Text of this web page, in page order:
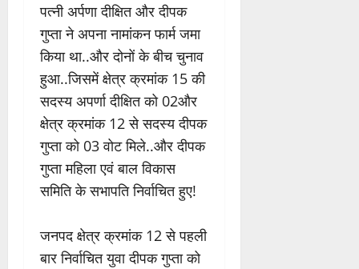
पत्नी अर्पणा दीक्षित और दीपक
गुप्ता ने अपना नामांकन फार्म जमा
किया था..और दोनों के बीच चुनाव
हुआ..जिसमें क्षेत्र क्रमांक 15 की
सदस्य अपर्णा दीक्षित को 02और
क्षेत्र क्रमांक 12 से सदस्य दीपक
गुप्ता को 03 वोट मिले..और दीपक
गुप्ता महिला एवं बाल विकास
समिति के सभापति निर्वाचित हुए!
जनपद क्षेत्र क्रमांक 12 से पहली
बार निर्वाचित युवा दीपक गुप्ता को